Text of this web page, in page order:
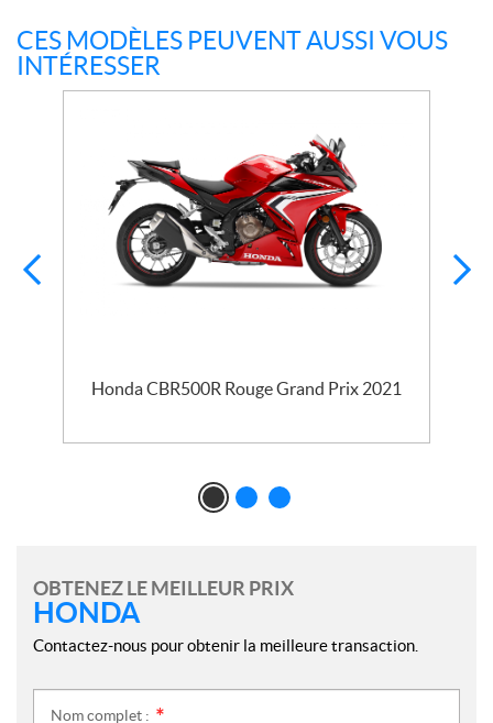
CES MODÈLES PEUVENT AUSSI VOUS
INTÉRESSER
Honda CBR500R Rouge Grand Prix 2021
OBTENEZ LE MEILLEUR PRIX
HONDA
Contactez-nous pour obtenir la meilleure transaction.
Nom complet :